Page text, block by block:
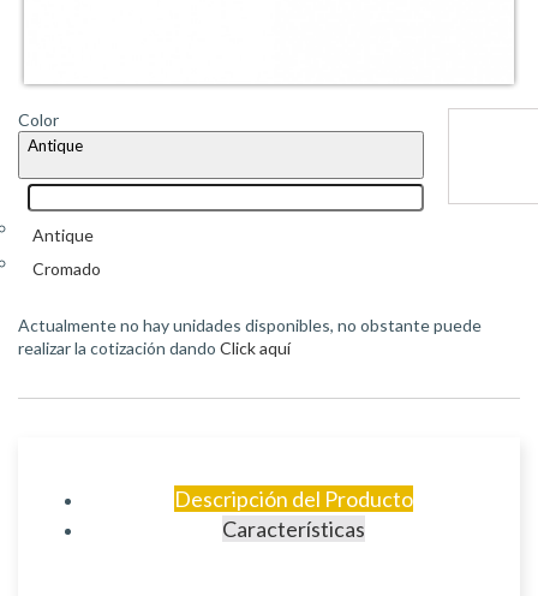
Color
Antique
Antique
Cromado
Actualmente no hay unidades disponibles, no obstante puede
realizar la cotización dando Click aquí
Descripción del Producto
Características